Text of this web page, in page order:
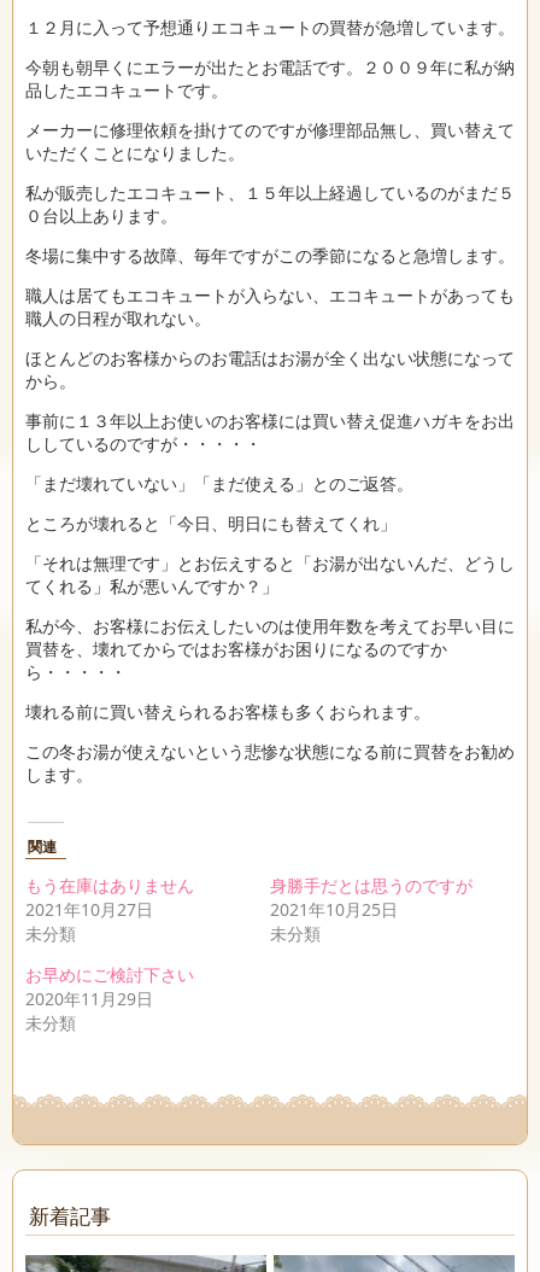
１２月に入って予想通りエコキュートの買替が急増しています。
今朝も朝早くにエラーが出たとお電話です。２００９年に私が納
品したエコキュートです。
メーカーに修理依頼を掛けてのですが修理部品無し、買い替えて
いただくことになりました。
私が販売したエコキュート、１５年以上経過しているのがまだ５
０台以上あります。
冬場に集中する故障、毎年ですがこの季節になると急増します。
職人は居てもエコキュートが入らない、エコキュートがあっても
職人の日程が取れない。
ほとんどのお客様からのお電話はお湯が全く出ない状態になって
から。
事前に１３年以上お使いのお客様には買い替え促進ハガキをお出
ししているのですが・・・・・
「まだ壊れていない」「まだ使える」とのご返答。
ところが壊れると「今日、明日にも替えてくれ」
「それは無理です」とお伝えすると「お湯が出ないんだ、どうし
てくれる」私が悪いんですか？」
私が今、お客様にお伝えしたいのは使用年数を考えてお早い目に
買替を、壊れてからではお客様がお困りになるのですか
ら・・・・・
壊れる前に買い替えられるお客様も多くおられます。
この冬お湯が使えないという悲惨な状態になる前に買替をお勧め
します。
関連
もう在庫はありません
2021年10月27日
未分類
身勝手だとは思うのですが
2021年10月25日
未分類
お早めにご検討下さい
2020年11月29日
未分類
新着記事